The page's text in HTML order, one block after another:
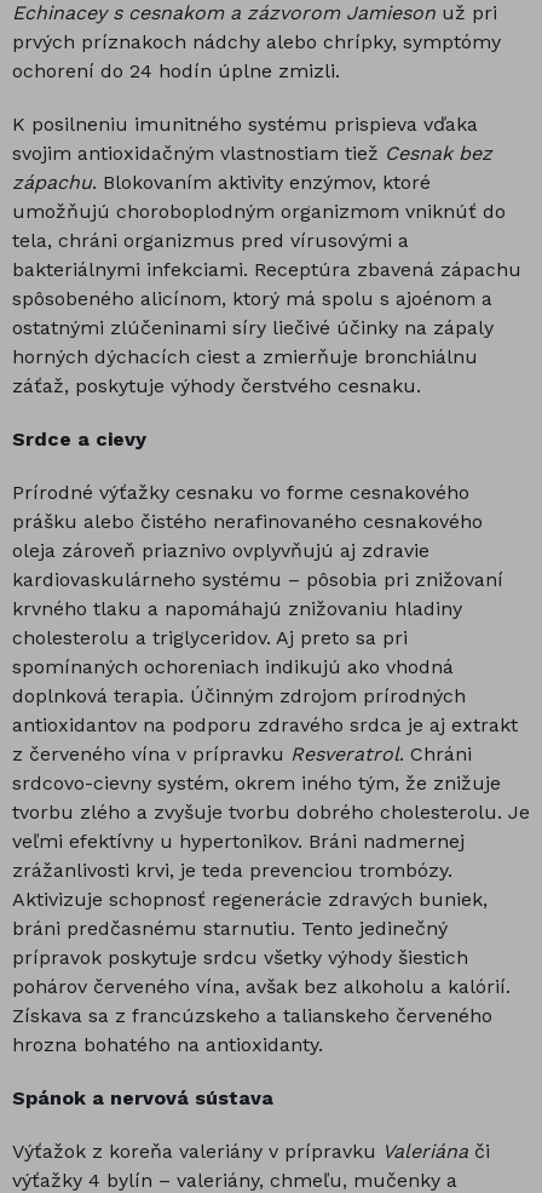
Echinacey s cesnakom a zázvorom Jamieson už pri
prvých príznakoch nádchy alebo chrípky, symptómy
ochorení do 24 hodín úplne zmizli.
K posilneniu imunitného systému prispieva vďaka
svojim antioxidačným vlastnostiam tiež Cesnak bez
zápachu. Blokovaním aktivity enzýmov, ktoré
umožňujú choroboplodným organizmom vniknúť do
tela, chráni organizmus pred vírusovými a
bakteriálnymi infekciami. Receptúra zbavená zápachu
spôsobeného alicínom, ktorý má spolu s ajoénom a
ostatnými zlúčeninami síry liečivé účinky na zápaly
horných dýchacích ciest a zmierňuje bronchiálnu
záťaž, poskytuje výhody čerstvého cesnaku.
Srdce a cievy
Prírodné výťažky cesnaku vo forme cesnakového
prášku alebo čistého nerafinovaného cesnakového
oleja zároveň priaznivo ovplyvňujú aj zdravie
kardiovaskulárneho systému – pôsobia pri znižovaní
krvného tlaku a napomáhajú znižovaniu hladiny
cholesterolu a triglyceridov. Aj preto sa pri
spomínaných ochoreniach indikujú ako vhodná
doplnková terapia. Účinným zdrojom prírodných
antioxidantov na podporu zdravého srdca je aj extrakt
z červeného vína v prípravku Resveratrol. Chráni
srdcovo-cievny systém, okrem iného tým, že znižuje
tvorbu zlého a zvyšuje tvorbu dobrého cholesterolu. Je
veľmi efektívny u hypertonikov. Bráni nadmernej
zrážanlivosti krvi, je teda prevenciou trombózy.
Aktivizuje schopnosť regenerácie zdravých buniek,
bráni predčasnému starnutiu. Tento jedinečný
prípravok poskytuje srdcu všetky výhody šiestich
pohárov červeného vína, avšak bez alkoholu a kalórií.
Získava sa z francúzskeho a talianskeho červeného
hrozna bohatého na antioxidanty.
Spánok a nervová sústava
Výťažok z koreňa valeriány v prípravku Valeriána či
výťažky 4 bylín – valeriány, chmeľu, mučenky a